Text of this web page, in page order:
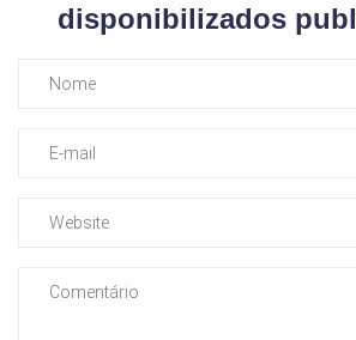
disponibilizados